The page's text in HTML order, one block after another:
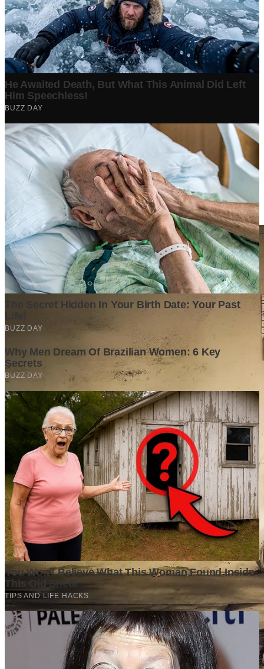
Berita Terpopuler
Surat Somasi Penyerobotan Tanah Terbaru 2024, Lengkap
Dengan Penjelasannya!
Tech·2 years ago